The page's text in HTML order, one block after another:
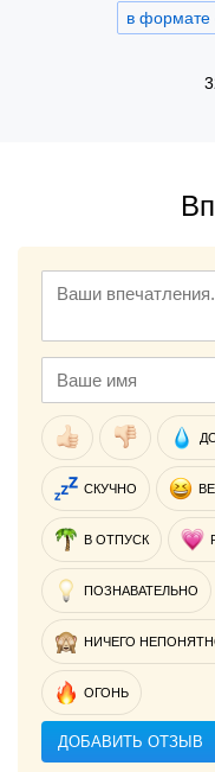
в формате
СКУЧНО
В ОТПУСК
ПОЗНАВАТЕЛЬНО
НИЧЕГО
ОГОНЬ
ДОБАВИТЬ ОТЗЫВ